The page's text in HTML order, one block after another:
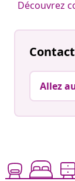
Découvrez
Allez